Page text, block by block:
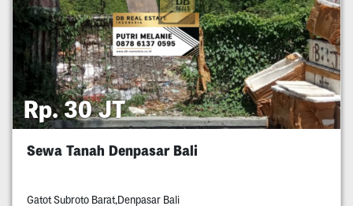
Rp. 30 JT
Sewa Tanah Denpasar Bali
Gatot Subroto Barat,Denpasar Bali